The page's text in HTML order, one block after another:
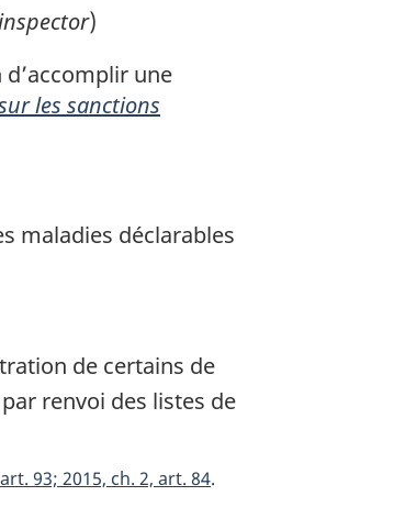
)
une
les sanctions
maladies déclarables
de certains de
renvoi des listes de
93; 2015, ch. 2, art. 84